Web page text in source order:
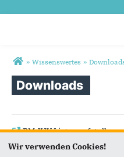
Sie sind hier
» Wissenswertes »
Downloads
PM JHV Listenaufstellung
Wir verwenden Cookies!